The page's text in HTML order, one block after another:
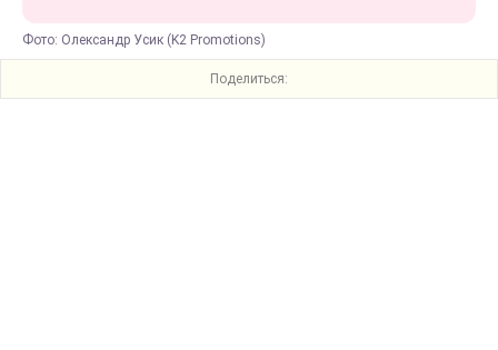
Фото: Олександр Усик (K2 Promotions)
Поделиться: